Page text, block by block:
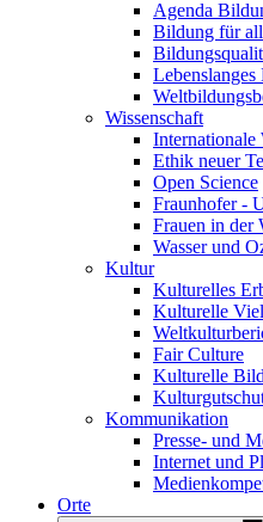
Agenda
Bildung für
Lebenslanges
Wissenschaft
Internationale
Ethik neuer
Open Science
Fraunhofer -
Frauen in der
Wasser und
Kultur
Kulturelles
Kulturelle
Fair Culture
Kulturelle
Kommunikation
Presse- und
Internet und
Orte